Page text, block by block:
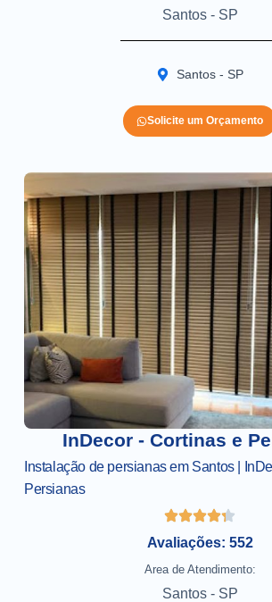
Santos - SP
Santos - SP
Solicite um Orçamento
InDecor - Cortinas e
Instalação de persianas em Santos |
Persianas
Avaliações: 552
Area de Atendimento:
Santos - SP